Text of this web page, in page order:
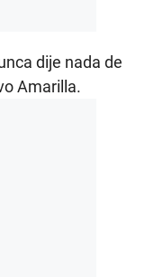
dije nada de
Amarilla.